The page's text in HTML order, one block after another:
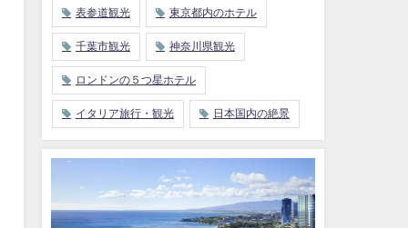
表参道観光 東京都内のホテル
千葉市観光 神奈川県観光
ロンドンの５つ星ホテル
イタリア旅行・観光 日本国内の絶景